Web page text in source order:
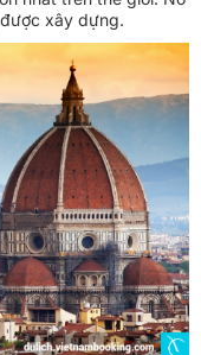
xây dựng.